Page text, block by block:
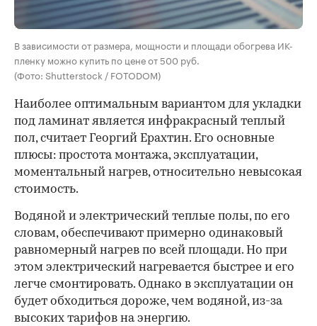
В зависимости от размера, мощности и площади обогрева ИК-
пленку можно купить по цене от 500 руб.
(Фото: Shutterstock / FOTODOM)
Наиболее оптимальным вариантом для укладки
под ламинат является инфракрасный теплый
пол, считает Георгий Ерахтин. Его основные
плюсы: простота монтажа, эксплуатации,
моментальный нагрев, относительно невысокая
стоимость.
Водяной и электрический теплые полы, по его
словам, обеспечивают примерно одинаковый
равномерный нагрев по всей площади. Но при
этом электрический нагревается быстрее и его
легче смонтировать. Однако в эксплуатации он
будет обходиться дороже, чем водяной, из-за
высоких тарифов на энергию.